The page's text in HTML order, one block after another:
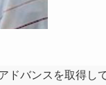
ドバンスを取得し